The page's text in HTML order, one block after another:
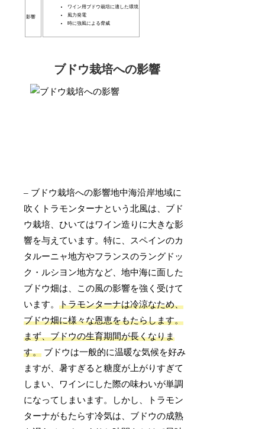
影響
ワイン用ブドウ栽培に適した環境
風力発電
時に強風による脅威
ブドウ栽培への影響
– ブドウ栽培への影響地中海沿岸地域に
吹くトラモンターナという北風は、ブド
ウ栽培、ひいてはワイン造りに大きな影
響を与えています。特に、スペインのカ
タルーニャ地方やフランスのラングドッ
ク・ルシヨン地方など、地中海に面した
ブドウ畑は、この風の影響を強く受けて
います。トラモンターナは冷涼なため、
ブドウ畑に様々な恩恵をもたらします。
まず、ブドウの生育期間が長くなりま
す。 ブドウは一般的に温暖な気候を好み
ますが、暑すぎると糖度が上がりすぎて
しまい、ワインにした際の味わいが単調
になってしまいます。しかし、トラモン
ターナがもたらす冷気は、ブドウの成熟